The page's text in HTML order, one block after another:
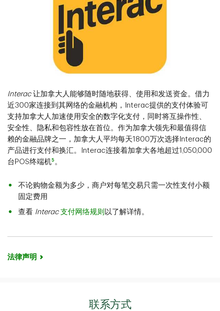
Interac让加拿大人能够随时随地获得、使用和发送资金。借力
近300家连接到其网络的金融机构，Interac提供的支付体验可
支持加拿大人加速使用安全的数字化支付，同时将互操作性、
安全性、隐私和包容性放在首位。作为加拿大领先和最值得信
赖的金融品牌之一，加拿大人平均每天1800万次选择Interac的
产品进行支付和换汇。Interac连接着加拿大各地超过1,050,000
台POS终端机5 。
不论购物金额为多少，商户对每笔交易只需一次性支付小额
固定费用
查看 Interac 支付网络规则 以了解详情。
法律声明
联系方式